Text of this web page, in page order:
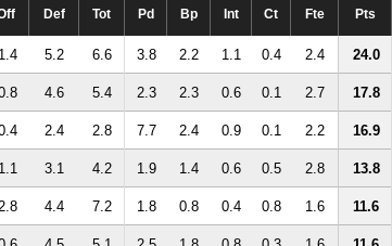
Def Tot Pd Bp Int Ct Fte Pts
1.4 5.2 6.6 3.8 2.2 1.1 0.4 2.4 24.0
4.6 5.4 2.3 2.3 0.6 0.1 2.7 17.8
2.4 2.8 7.7 2.4 0.9 0.1 2.2 16.9
1.1 3.1 4.2 1.9 1.4 0.6 0.5 2.8 13.8
4.4 7.2 1.8 0.8 0.4 0.8 1.6 11.6